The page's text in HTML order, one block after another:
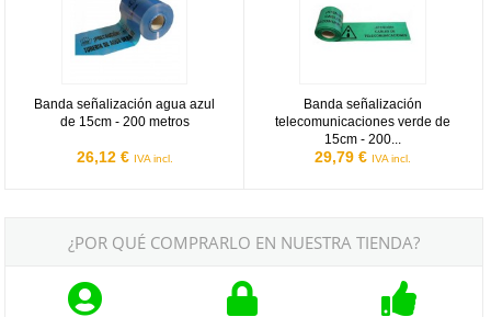
Banda señalización agua azul
de 15cm - 200 metros
26,12 € IVA incl.
Banda señalización
telecomunicaciones verde de
15cm - 200...
29,79 € IVA incl.
¿POR QUÉ COMPRARLO EN NUESTRA TIENDA?